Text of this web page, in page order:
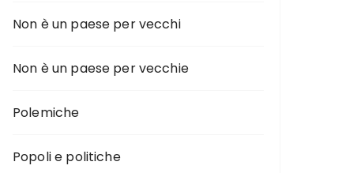
Non è un paese per vecchi
Non è un paese per vecchie
Polemiche
Popoli e politiche